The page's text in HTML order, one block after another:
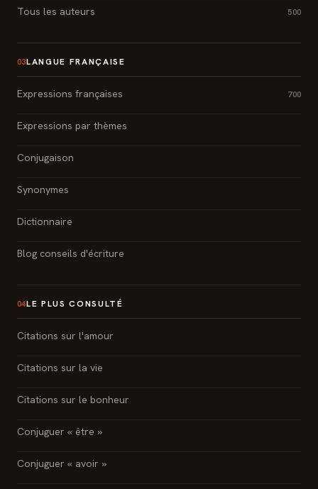
Tous les auteurs 500
03LANGUE FRANÇAISE
Expressions françaises 700
Expressions par thèmes
Conjugaison
Synonymes
Dictionnaire
Blog conseils d'écriture
04LE PLUS CONSULTÉ
Citations sur l'amour
Citations sur la vie
Citations sur le bonheur
Conjuguer « être »
Conjuguer « avoir »